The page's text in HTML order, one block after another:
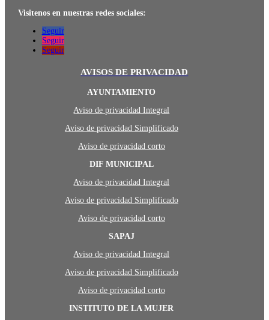
Visitenos en nuestras redes sociales:
Seguir
Seguir
Seguir
AVISOS DE PRIVACIDAD
AYUNTAMIENTO
Aviso de privacidad Integral
Aviso de privacidad Simplificado
Aviso de privacidad corto
DIF MUNICIPAL
Aviso de privacidad Integral
Aviso de privacidad Simplificado
Aviso de privacidad corto
SAPAJ
Aviso de privacidad Integral
Aviso de privacidad Simplificado
Aviso de privacidad corto
INSTITUTO DE LA MUJER